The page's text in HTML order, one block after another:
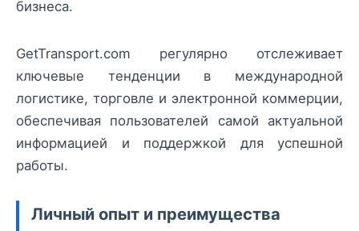
бизнеса.
GetTransport.com регулярно отслеживает
ключевые тенденции в международной
логистике, торговле и электронной коммерции,
обеспечивая пользователей самой актуальной
информацией и поддержкой для успешной
работы.
Личный опыт и преимущества